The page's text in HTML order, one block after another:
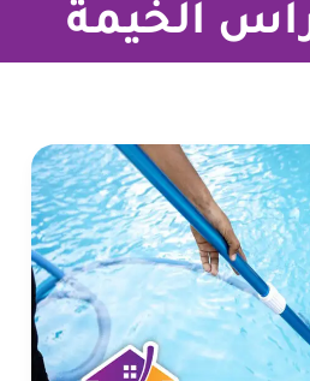
الخيمة